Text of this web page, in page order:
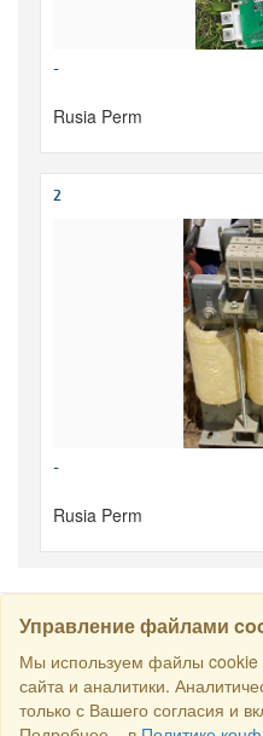
-
Rusia Perm
2
-
Rusia Perm
Управление файлами
Мы используем файлы cookie
сайта и аналитики.
только с Вашего согласия и
Semua hak dilindungi